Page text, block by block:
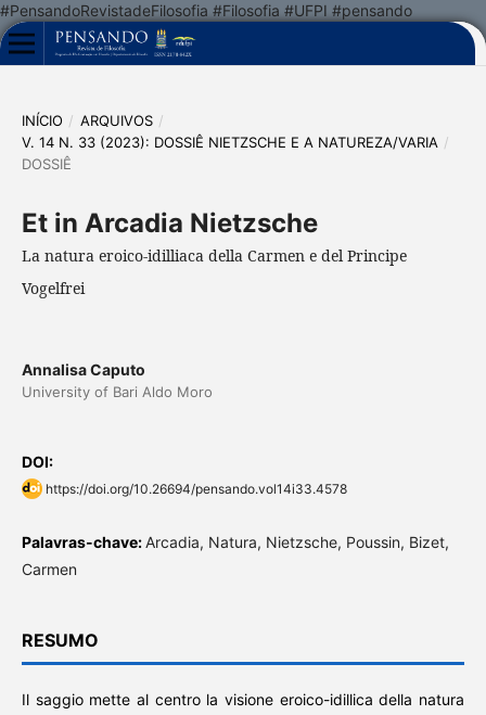
#PensandoRevistadeFilosofia #Filosofia #UFPI #pensando
INÍCIO / ARQUIVOS /
V. 14 N. 33 (2023): DOSSIÊ NIETZSCHE E A NATUREZA/VARIA /
DOSSIÊ
Et in Arcadia Nietzsche
La natura eroico-idilliaca della Carmen e del Principe
Vogelfrei
Annalisa Caputo
University of Bari Aldo Moro
DOI:
https://doi.org/10.26694/pensando.vol14i33.4578
Palavras-chave:Arcadia, Natura, Nietzsche, Poussin, Bizet,
Carmen
RESUMO
Il saggio mette al centro la visione eroico-idillica della natura